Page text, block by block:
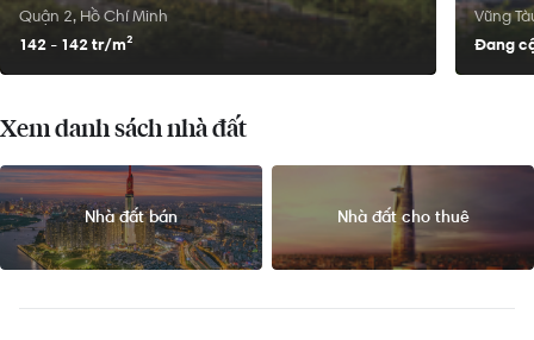
Quận 2, Hồ Chí Minh
142 - 142 tr/m²
Vũng
Đang
Xem danh sách nhà đất
Nhà đất bán Nhà đất cho thuê